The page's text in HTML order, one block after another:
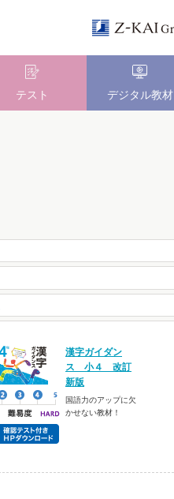
テスト デジタル教材
漢字ガイダン
ス 小４ 改訂
新版
国語力のアップに欠
かせない教材！